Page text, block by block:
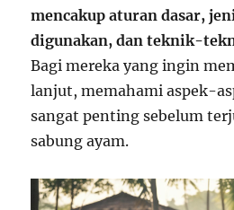
mencakup aturan dasar,
digunakan, dan teknik-
Bagi mereka yang ingin
lanjut, memahami aspek-
sangat penting sebelum
sabung ayam.